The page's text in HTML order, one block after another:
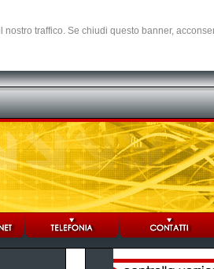
traffico. Se chiudi questo banner,